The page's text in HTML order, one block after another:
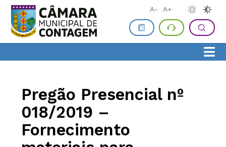
A- A+
Pregão Presencial nº
018/2019 –
Fornecimento